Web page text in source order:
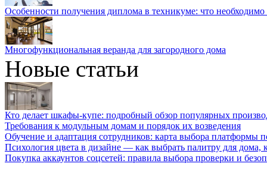
Особенности получения диплома в техникуме: что необходимо
Многофункциональная веранда для загородного дома
Новые статьи
Кто делает шкафы-купе: подробный обзор популярных
Требования к модульным домам и порядок их возведения
Обучение и адаптация сотрудников: карта выбора платформы
Психология цвета в дизайне — как выбрать палитру для дома,
Покупка аккаунтов соцсетей: правила выбора проверки и